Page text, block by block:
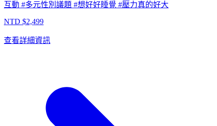
互動 #多元性別議題 #想好好睡覺 #壓力真的好大
NTD $2,499
查看詳細資訊